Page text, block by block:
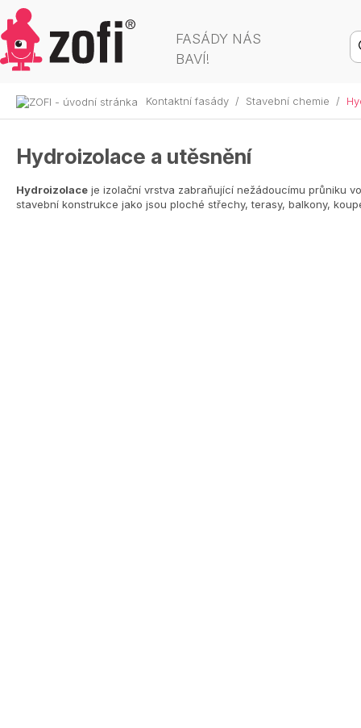
FASÁDY NÁS
BAVÍ!
Kontaktní fasády / Stavební chemie /
Hydroizolace a utěsnění
Hydroizolace je izolační vrstva zabraňující nežádoucímu průniku
stavební konstrukce jako jsou ploché střechy, terasy, balkony,